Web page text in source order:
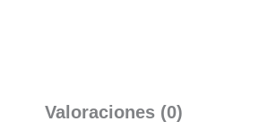
Valoraciones (0)